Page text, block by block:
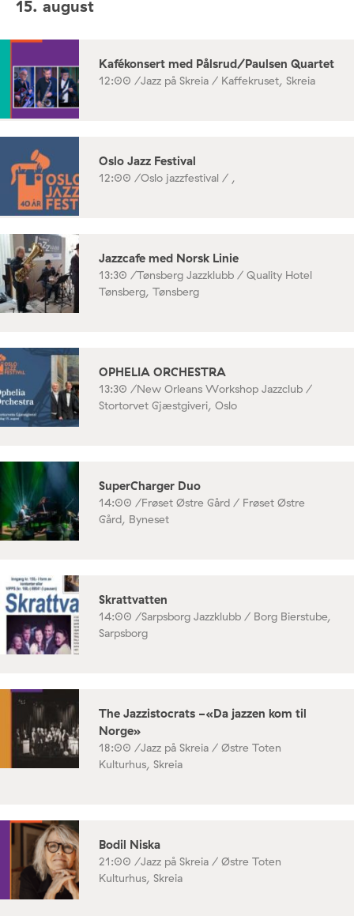
15. august
Kafékonsert med Pålsrud/Paulsen Quartet
12:00 /Jazz på Skreia / Kaffekruset, Skreia
Oslo Jazz Festival
12:00 /Oslo jazzfestival / ,
Jazzcafe med Norsk Linie
13:30 /Tønsberg Jazzklubb / Quality Hotel
Tønsberg, Tønsberg
OPHELIA ORCHESTRA
13:30 /New Orleans Workshop Jazzclub /
Stortorvet Gjæstgiveri, Oslo
SuperCharger Duo
14:00 /Frøset Østre Gård / Frøset Østre
Gård, Byneset
Skrattvatten
14:00 /Sarpsborg Jazzklubb / Borg Bierstube,
Sarpsborg
The Jazzistocrats -«Da jazzen kom til
Norge»
18:00 /Jazz på Skreia / Østre Toten
Kulturhus, Skreia
Bodil Niska
21:00 /Jazz på Skreia / Østre Toten
Kulturhus, Skreia